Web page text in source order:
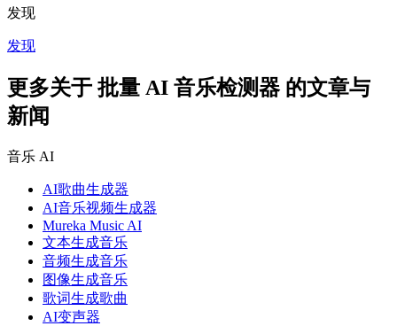
发现
发现
更多关于 批量 AI 音乐检测器 的文章与
新闻
音乐 AI
AI歌曲生成器
AI音乐视频生成器
Mureka Music AI
文本生成音乐
音频生成音乐
图像生成音乐
歌词生成歌曲
AI变声器